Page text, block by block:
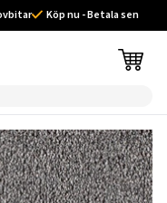
Köp nu - Betala sen